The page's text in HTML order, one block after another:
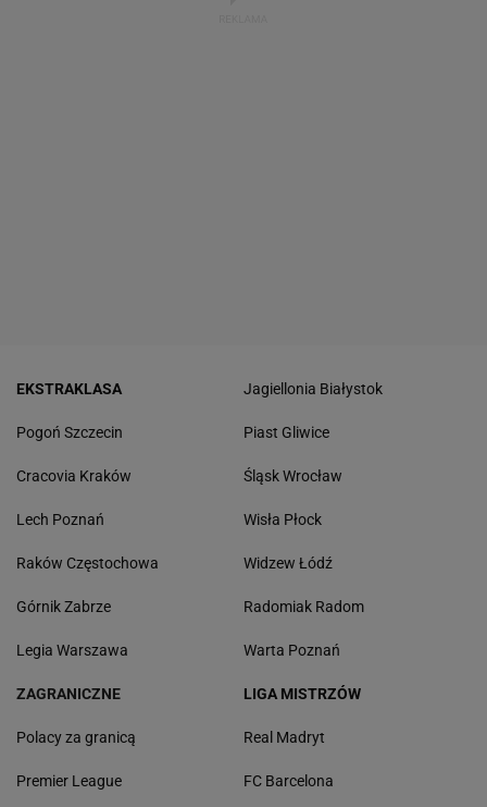
EKSTRAKLASA
Pogoń Szczecin
Cracovia Kraków
Lech Poznań
Raków Częstochowa
Górnik Zabrze
Legia Warszawa
Jagiellonia Białystok
Piast Gliwice
Śląsk Wrocław
Wisła Płock
Widzew Łódź
Radomiak Radom
Warta Poznań
ZAGRANICZNE
Polacy za granicą
Premier League
LIGA MISTRZÓW
Real Madryt
FC Barcelona